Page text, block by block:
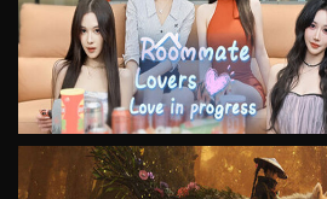
VIEW